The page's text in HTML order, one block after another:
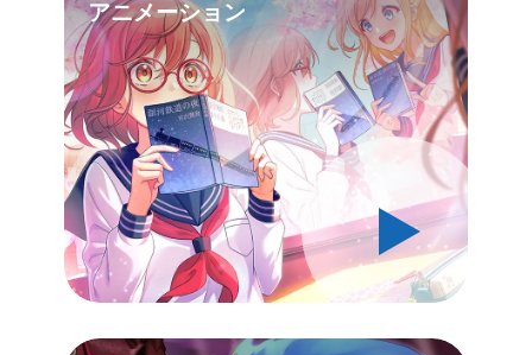
アニメーション